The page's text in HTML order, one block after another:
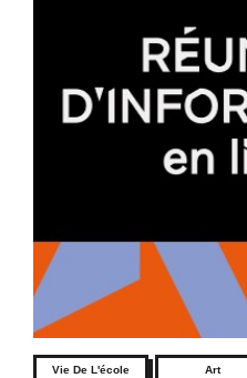
Vie De L'école Art